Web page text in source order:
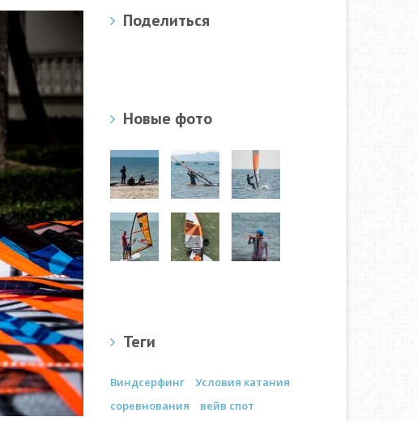
Поделиться
Новые фото
Теги
Виндсерфинг
Условия катания
соревнования
вейв спот